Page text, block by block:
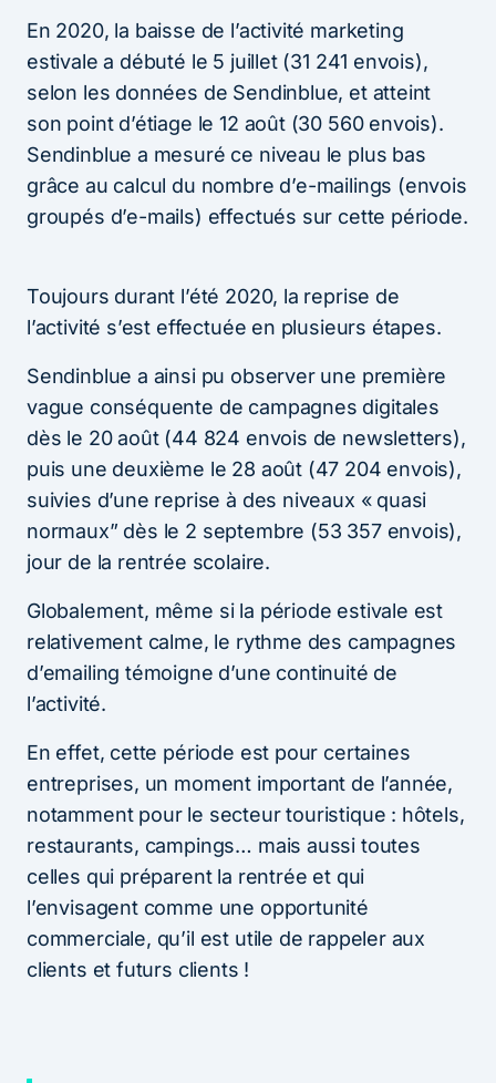
En 2020, la baisse de l’activité marketing
estivale a débuté le 5 juillet (31 241 envois),
selon les données de Sendinblue, et atteint
son point d’étiage le 12 août (30 560 envois).
Sendinblue a mesuré ce niveau le plus bas
grâce au calcul du nombre d’e-mailings (envois
groupés d’e-mails) effectués sur cette période.
Toujours durant l’été 2020, la reprise de
l’activité s’est effectuée en plusieurs étapes.
Sendinblue a ainsi pu observer une première
vague conséquente de campagnes digitales
dès le 20 août (44 824 envois de newsletters),
puis une deuxième le 28 août (47 204 envois),
suivies d’une reprise à des niveaux « quasi
normaux” dès le 2 septembre (53 357 envois),
jour de la rentrée scolaire.
Globalement, même si la période estivale est
relativement calme, le rythme des campagnes
d’emailing témoigne d’une continuité de
l’activité.
En effet, cette période est pour certaines
entreprises, un moment important de l’année,
notamment pour le secteur touristique : hôtels,
restaurants, campings… mais aussi toutes
celles qui préparent la rentrée et qui
l’envisagent comme une opportunité
commerciale, qu’il est utile de rappeler aux
clients et futurs clients !